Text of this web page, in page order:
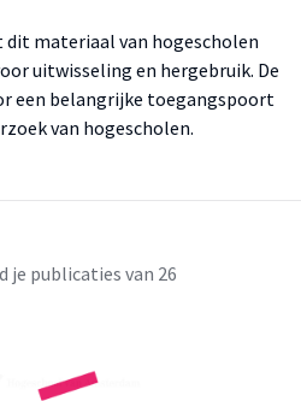
dit materiaal van hogescholen
uitwisseling en hergebruik. De
een belangrijke toegangspoort
van hogescholen.
je publicaties van 26